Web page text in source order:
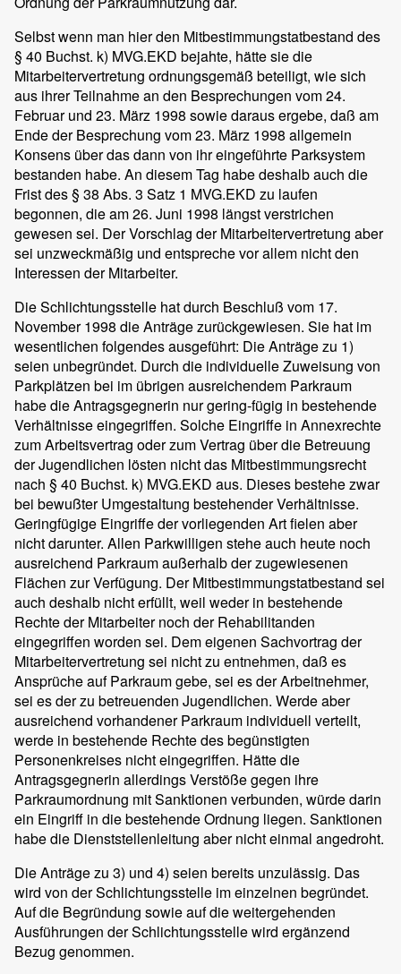
Selbst wenn man hier den Mitbestimmungstatbestand des
§ 40 Buchst. k) MVG.EKD bejahte, hätte sie die
Mitarbeitervertretung ordnungsgemäß beteiligt, wie sich
aus ihrer Teilnahme an den Besprechungen vom 24.
Februar und 23. März 1998 sowie daraus ergebe, daß am
Ende der Besprechung vom 23. März 1998 allgemein
Konsens über das dann von ihr eingeführte Parksystem
bestanden habe. An diesem Tag habe deshalb auch die
Frist des § 38 Abs. 3 Satz 1 MVG.EKD zu laufen
begonnen, die am 26. Juni 1998 längst verstrichen
gewesen sei. Der Vorschlag der Mitarbeitervertretung aber
sei unzweckmäßig und entspreche vor allem nicht den
Interessen der Mitarbeiter.
Die Schlichtungsstelle hat durch Beschluß vom 17.
November 1998 die Anträge zurückgewiesen. Sie hat im
wesentlichen folgendes ausgeführt: Die Anträge zu 1)
seien unbegründet. Durch die individuelle Zuweisung von
Parkplätzen bei im übrigen ausreichendem Parkraum
habe die Antragsgegnerin nur gering-fügig in bestehende
Verhältnisse eingegriffen. Solche Eingriffe in Annexrechte
zum Arbeitsvertrag oder zum Vertrag über die Betreuung
der Jugendlichen lösten nicht das Mitbestimmungsrecht
nach § 40 Buchst. k) MVG.EKD aus. Dieses bestehe zwar
bei bewußter Umgestaltung bestehender Verhältnisse.
Geringfügige Eingriffe der vorliegenden Art fielen aber
nicht darunter. Allen Parkwilligen stehe auch heute noch
ausreichend Parkraum außerhalb der zugewiesenen
Flächen zur Verfügung. Der Mitbestimmungstatbestand sei
auch deshalb nicht erfüllt, weil weder in bestehende
Rechte der Mitarbeiter noch der Rehabilitanden
eingegriffen worden sei. Dem eigenen Sachvortrag der
Mitarbeitervertretung sei nicht zu entnehmen, daß es
Ansprüche auf Parkraum gebe, sei es der Arbeitnehmer,
sei es der zu betreuenden Jugendlichen. Werde aber
ausreichend vorhandener Parkraum individuell verteilt,
werde in bestehende Rechte des begünstigten
Personenkreises nicht eingegriffen. Hätte die
Antragsgegnerin allerdings Verstöße gegen ihre
Parkraumordnung mit Sanktionen verbunden, würde darin
ein Eingriff in die bestehende Ordnung liegen. Sanktionen
habe die Dienststellenleitung aber nicht einmal angedroht.
Die Anträge zu 3) und 4) seien bereits unzulässig. Das
wird von der Schlichtungsstelle im einzelnen begründet.
Auf die Begründung sowie auf die weitergehenden
Ausführungen der Schlichtungsstelle wird ergänzend
Bezug genommen.